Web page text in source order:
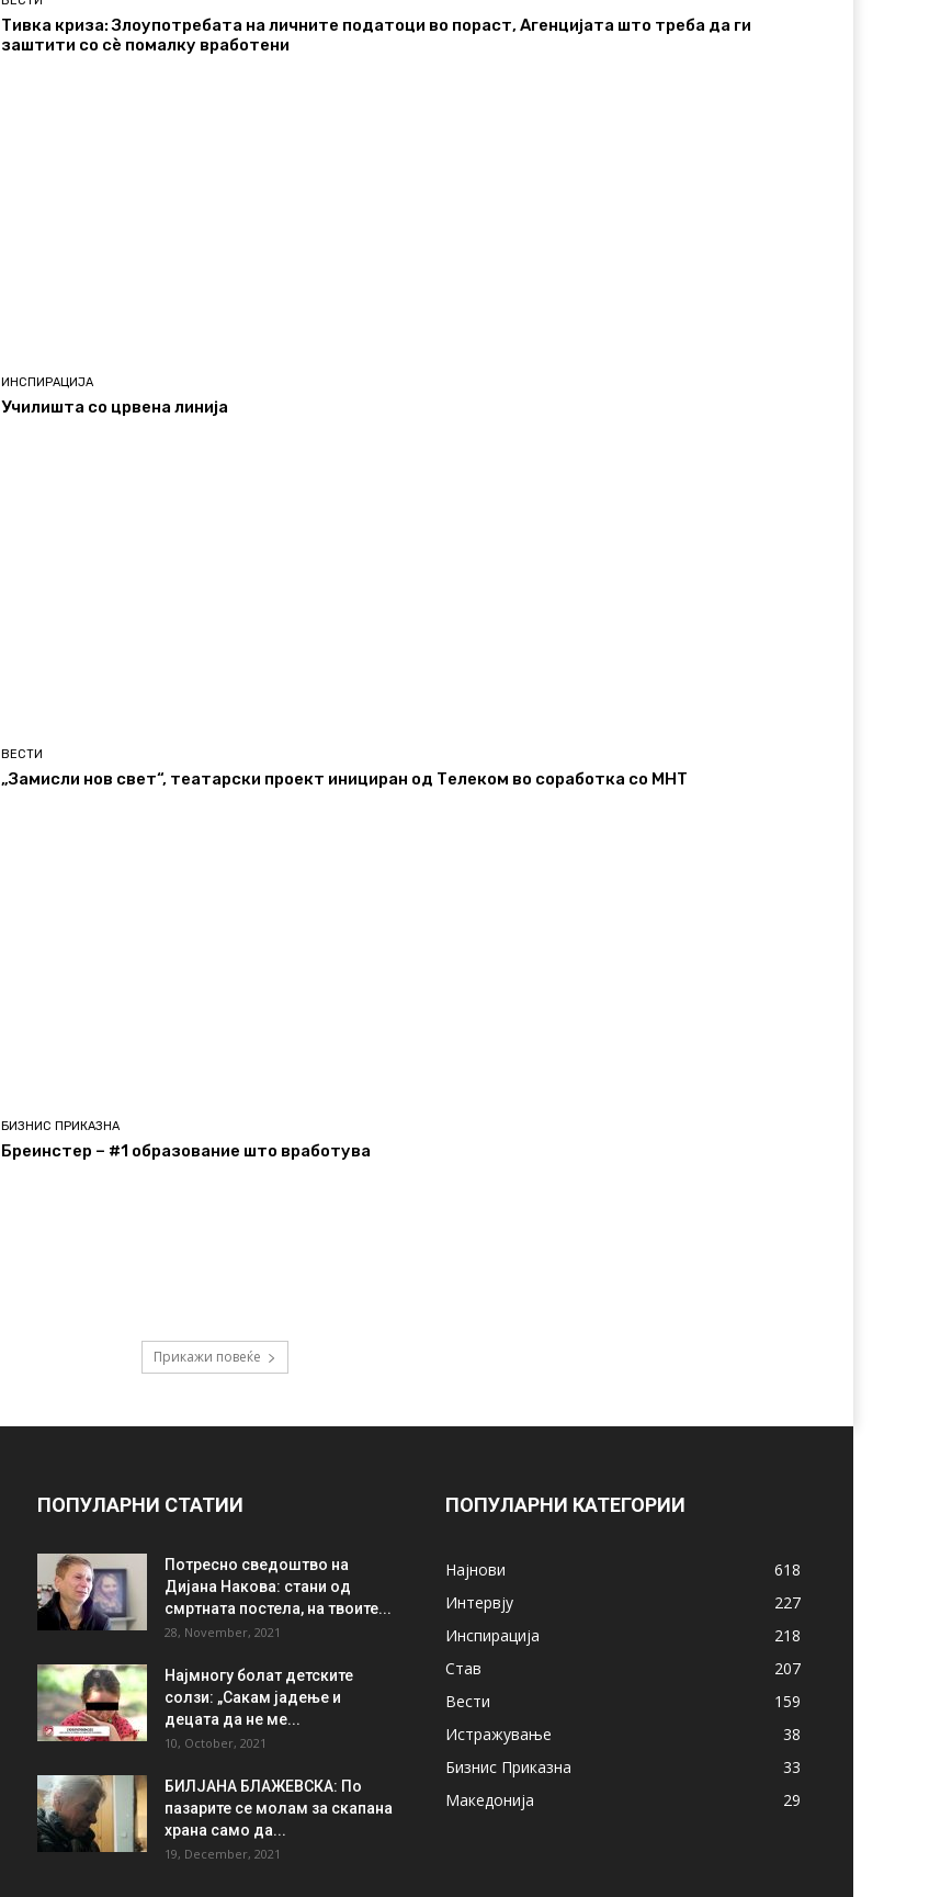
Тивка криза: Злоупотребата на личните податоци во пораст, Агенцијата што треба да ги
заштити со сѐ помалку вработени
ИНСПИРАЦИЈА
Училишта со црвена линија
ВЕСТИ
„Замисли нов свет“, театарски проект инициран од Телеком во соработка со МНТ
БИЗНИС ПРИКАЗНА
Бреинстер – #1 образование што вработува
Прикажи повеќе
ПОПУЛАРНИ СТАТИИ
Потресно сведоштво на
Дијана Накова: стани од
смртната постела, на твоите...
28, November, 2021
Најмногу болат детските
солзи: „Сакам јадење и
децата да не ме...
10, October, 2021
БИЛЈАНА БЛАЖЕВСКА: По
пазарите се молам за скапана
храна само да...
19, December, 2021
ПОПУЛАРНИ КАТЕГОРИИ
Најнови
618
Интервју
227
Инспирација
218
Став
207
Вести
159
Истражување
38
Бизнис Приказна
33
Македонија
29